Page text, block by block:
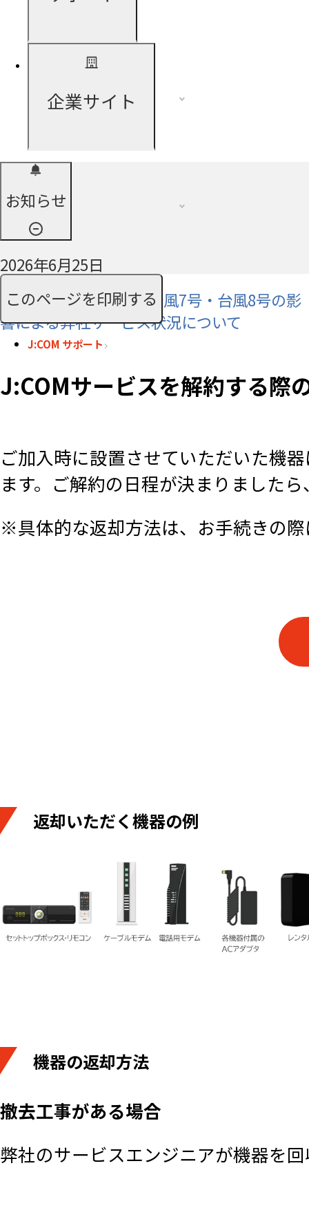
企業サイト
お知らせ
2026年6月25日
【お知らせ】令和8年 台風7号・台風8号の影
響による弊社サービス状況について
このページを印刷する
J:COM サポート
J:COMサービスを解約する際
ご加入時に設置させていただいた機
ます。ご解約の日程が決まりました
※具体的な返却方法は、お手続きの
返却いただく機器の例
機器の返却方法
撤去工事がある場合
弊社のサービスエンジニアが機器を